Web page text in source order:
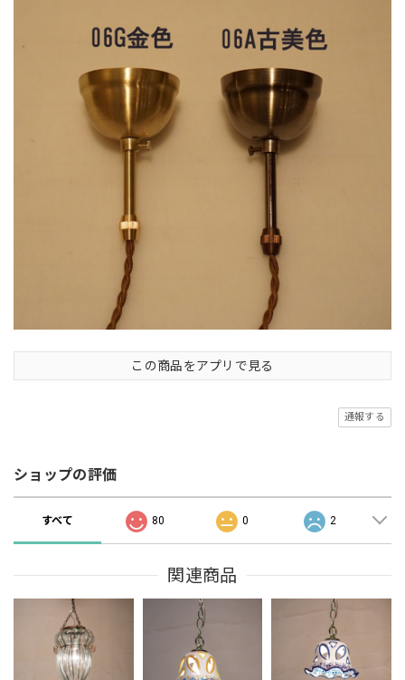
この商品をアプリで見る
通報する
ショップの評価
すべて 80 0 2
関連商品